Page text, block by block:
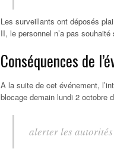
Les surveillants ont déposés
II, le personnel n’a pas souhaité
Conséquences de
A la suite de cet événement,
blocage demain lundi 2 octobre
alerter les